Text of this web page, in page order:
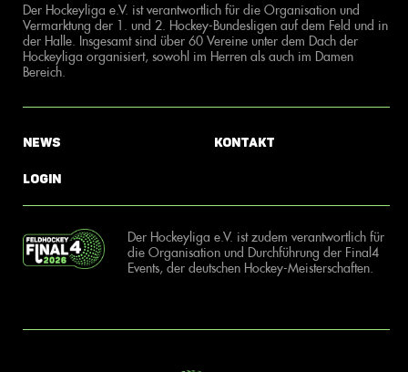
Der Hockeyliga e.V. ist verantwortlich für die Organisation und
Vermarktung der 1. und 2. Hockey-Bundesligen auf dem Feld und in
der Halle. Insgesamt sind über 60 Vereine unter dem Dach der
Hockeyliga organisiert, sowohl im Herren als auch im Damen
Bereich.
News
Login
Kontakt
Der Hockeyliga e.V. ist zudem verantwortlich für
die Organisation und Durchführung der Final4
Events, der deutschen Hockey-Meisterschaften.